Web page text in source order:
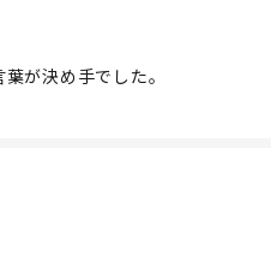
が決め手でした。